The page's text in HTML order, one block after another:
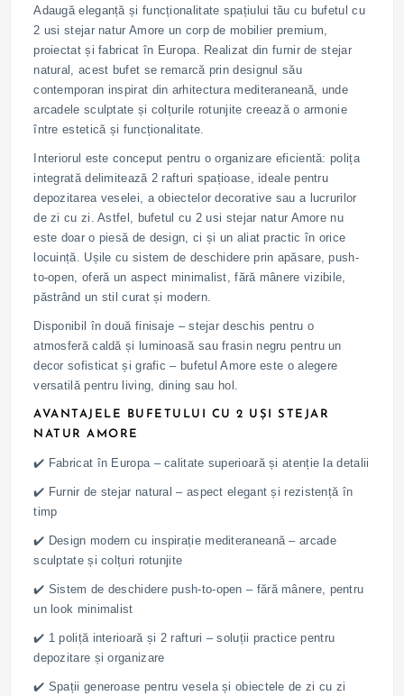
Adaugă eleganță și funcționalitate spațiului tău cu bufetul cu
2 usi stejar natur Amore un corp de mobilier premium,
proiectat și fabricat în Europa. Realizat din furnir de stejar
natural, acest bufet se remarcă prin designul său
contemporan inspirat din arhitectura mediteraneană, unde
arcadele sculptate și colțurile rotunjite creează o armonie
între estetică și funcționalitate.
Interiorul este conceput pentru o organizare eficientă: polița
integrată delimitează 2 rafturi spațioase, ideale pentru
depozitarea veselei, a obiectelor decorative sau a lucrurilor
de zi cu zi. Astfel, bufetul cu 2 usi stejar natur Amore nu
este doar o piesă de design, ci și un aliat practic în orice
locuință. Ușile cu sistem de deschidere prin apăsare, push-
to-open, oferă un aspect minimalist, fără mânere vizibile,
păstrând un stil curat și modern.
Disponibil în două finisaje – stejar deschis pentru o
atmosferă caldă și luminoasă sau frasin negru pentru un
decor sofisticat și grafic – bufetul Amore este o alegere
versatilă pentru living, dining sau hol.
AVANTAJELE BUFETULUI CU 2 UȘI STEJAR
NATUR AMORE
✔️ Fabricat în Europa – calitate superioară și atenție la detalii
✔️ Furnir de stejar natural – aspect elegant și rezistență în
timp
✔️ Design modern cu inspirație mediteraneană – arcade
sculptate și colțuri rotunjite
✔️ Sistem de deschidere push-to-open – fără mânere, pentru
un look minimalist
✔️ 1 poliță interioară și 2 rafturi – soluții practice pentru
depozitare și organizare
✔️ Spații generoase pentru vesela și obiectele de zi cu zi